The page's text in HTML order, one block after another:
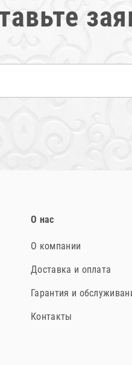
О нас
О компании
Доставка и оплата
Гарантия и
Контакты